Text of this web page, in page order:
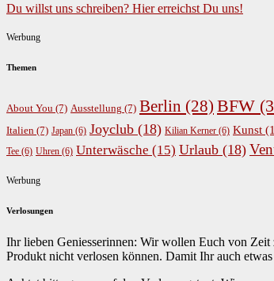
Du willst uns schreiben? Hier erreichst Du uns!
Werbung
Themen
About You (7) Ausstellung (7) Berlin (28) BFW
Italien (7) Japan (6) Joyclub (18) Kilian Kerner (6) Kunst
Tee (6) Uhren (6) Unterwäsche (15) Urlaub (18)
Werbung
Verlosungen
Ihr lieben Geniesserinnen: Wir wollen Euch von
Produkt nicht verlosen können. Damit Ihr auch